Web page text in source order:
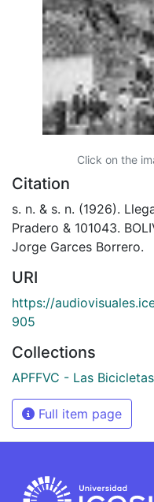
Click on the
Citation
s. n. & s. n. (1926).
Pradero & 101043.
Jorge Garces Borrero.
URI
https://
905
Collections
APFFVC - Las
Full item page